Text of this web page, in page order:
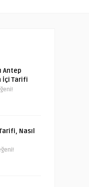
Antep
İçi Tarifi
Nasıl